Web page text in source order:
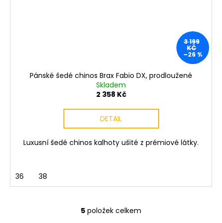
3 199
KČ
–26 %
Pánské šedé chinos Brax Fabio DX, prodloužené
Skladem
2 358 Kč
DETAIL
Luxusní šedé chinos kalhoty ušité z prémiové látky.
36 38
O
5 položek celkem